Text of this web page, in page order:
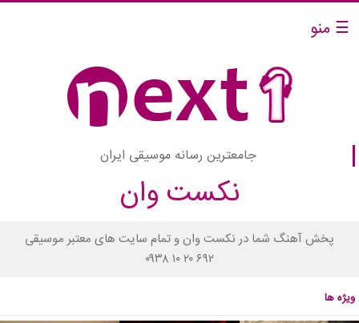
☰ منو
جامعترین رسانه موسیقی ایران
نکست وان
پخش آهنگ شما در نکست وان و تمام سایت های معتبر موسیقی
۰۹۳۸ ۱۰ ۲۰ ۶۹۲
ویژه ها